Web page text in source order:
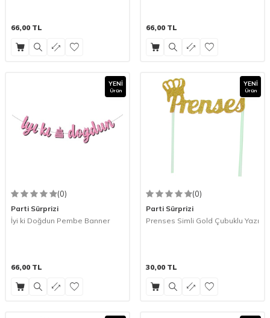
66,00 TL 66,00 TL
YENI
Ürün
(0)
Parti Sürprizi
İyi ki Doğdun Pembe Banner
66,00 TL
YENI
Ürün
(0)
Parti Sürprizi
Prenses Simli Gold Çubuklu Yazı
30,00 TL